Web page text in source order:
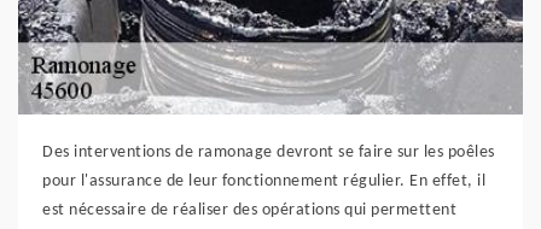
Des interventions de ramonage devront se faire sur les poêles
pour l'assurance de leur fonctionnement régulier. En effet, il
est nécessaire de réaliser des opérations qui permettent